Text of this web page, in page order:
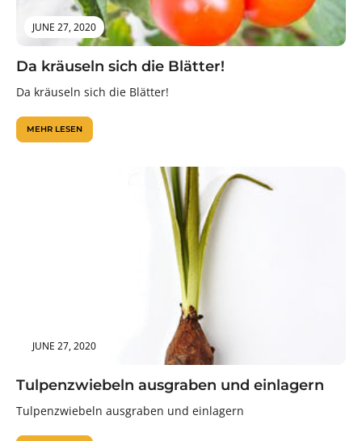
JUNE 27, 2020
Da kräuseln sich die Blätter!
Da kräuseln sich die Blätter!
MEHR LESEN
JUNE 27, 2020
Tulpenzwiebeln ausgraben und einlagern
Tulpenzwiebeln ausgraben und einlagern